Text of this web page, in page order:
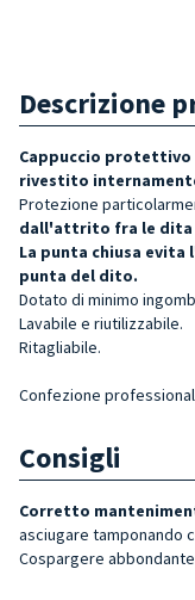
Descrizione
Cappuccio
rivestito
Protezione
dall'attrito fra le dita
La punta chiusa evita
punta del dito.
Dotato di minimo
Lavabile e riutilizzabile.
Ritagliabile.
Confezione
Consigli
Corretto
asciugare tamponando
Cospargere